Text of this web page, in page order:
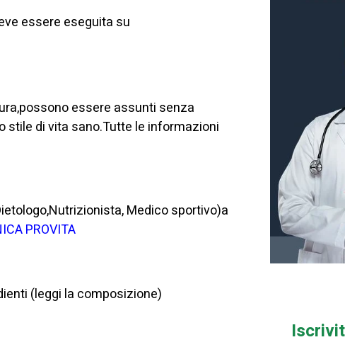
essere eseguita su
essere assunti senza
stile di vita sano.Tutte le informazioni
Medico sportivo)a
PROVITA
(leggi la composizione)